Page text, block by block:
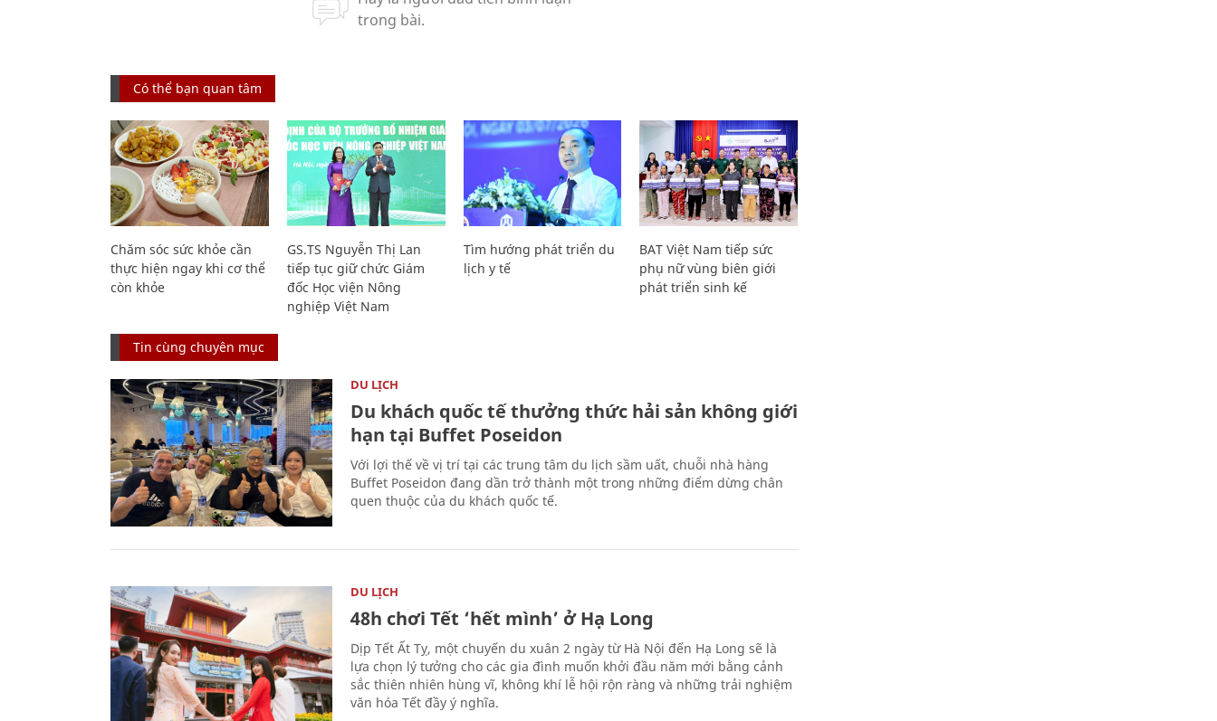
Có thể bạn quan tâm
Chăm sóc sức khỏe cần
thực hiện ngay khi cơ thể
còn khỏe
GS.TS Nguyễn Thị Lan
tiếp tục giữ chức Giám
đốc Học viện Nông
nghiệp Việt Nam
Tìm hướng phát triển du
lịch y tế
BAT Việt Nam tiếp sức
phụ nữ vùng biên giới
phát triển sinh kế
Tin cùng chuyên mục
DU LỊCH
Du khách quốc tế thưởng thức hải sản không giới
hạn tại Buffet Poseidon
Với lợi thế về vị trí tại các trung tâm du lịch sầm uất, chuỗi nhà hàng
Buffet Poseidon đang dần trở thành một trong những điểm dừng chân
quen thuộc của du khách quốc tế.
DU LỊCH
48h chơi Tết ‘hết mình’ ở Hạ Long
Dịp Tết Ất Tỵ, một chuyến du xuân 2 ngày từ Hà Nội đến Hạ Long sẽ là
lựa chọn lý tưởng cho các gia đình muốn khởi đầu năm mới bằng cảnh
sắc thiên nhiên hùng vĩ, không khí lễ hội rộn ràng và những trải nghiệm
văn hóa Tết đầy ý nghĩa.